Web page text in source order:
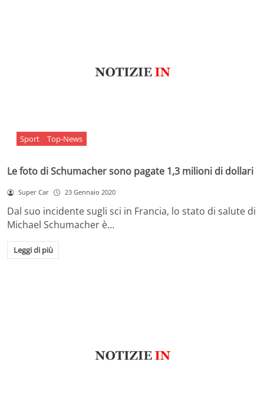
Sport Top-News
Le foto di Schumacher sono pagate 1,3 milioni di dollari
Super Car 23 Gennaio 2020
Dal suo incidente sugli sci in Francia, lo stato di salute di
Michael Schumacher è…
Leggi di più